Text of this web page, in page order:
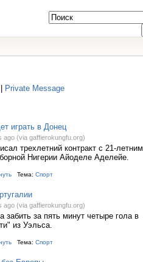
Private Message
играть в Донец
ago (via gaffierokungfu.org)
трехлетний контракт с 21-летним
Нигерии Айоделе Аделейе.
Тема: Спорт
ago (via gaffierokungfu.org)
за пять минут четыре гола в
из Уэльса.
Тема: Спорт